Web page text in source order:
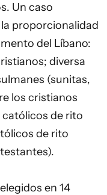
Un caso
proporcionalidad
del Líbano:
diversa
(sunitas,
los cristianos
de rito
de rito
en 14